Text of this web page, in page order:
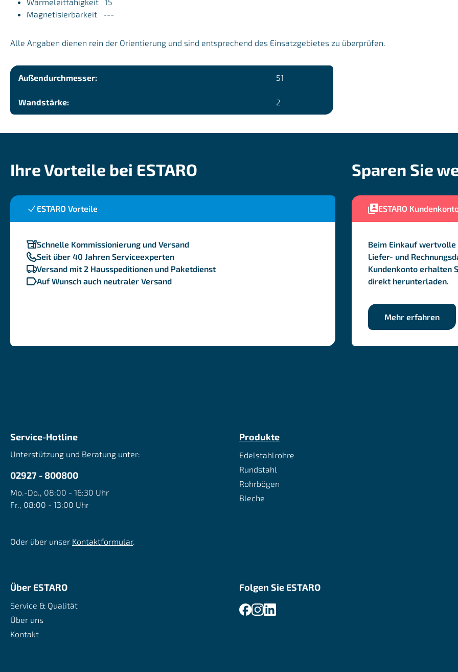
Magnetisierbarkeit ---
Alle Angaben dienen rein der Orientierung und sind entsprechend des Einsatzgebietes zu überprüfen.
Außendurchmesser: 51
Wandstärke: 2
Ihre Vorteile bei ESTARO
ESTARO Vorteile
Schnelle Kommissionierung und Versand
Seit über 40 Jahren Serviceexperten
Versand mit 2 Hausspeditionen und Paketdienst
Auf Wunsch auch neutraler Versand
Sparen Sie
ESTARO
Beim Einkauf wertvolle
Liefer- und
Kundenkonto erhalten
direkt herunterladen.
Mehr erfahren
Service-Hotline
Unterstützung und Beratung unter:
02927 - 800800
Mo.-Do., 08:00 - 16:30 Uhr
Fr., 08:00 - 13:00 Uhr
Oder über unser Kontaktformular.
Produkte
Edelstahlrohre
Rundstahl
Rohrbögen
Bleche
Über ESTARO
Service & Qualität
Über uns
Kontakt
Folgen Sie ESTARO